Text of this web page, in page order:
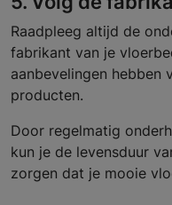
Raadpleeg altijd de
fabrikant van je
aanbevelingen hebben
producten.
Door regelmatig
kun je de levensduur
zorgen dat je mooie